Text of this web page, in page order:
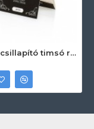
Vérzéscsillapító timsó rúd 20db